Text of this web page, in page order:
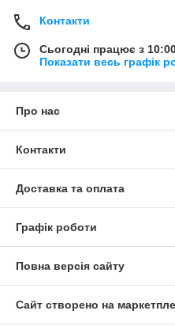
Контакти
Сьогодні працює з
Показати весь графік
Про нас
Контакти
Доставка та оплата
Графік роботи
Повна версія сайту
Сайт створено на